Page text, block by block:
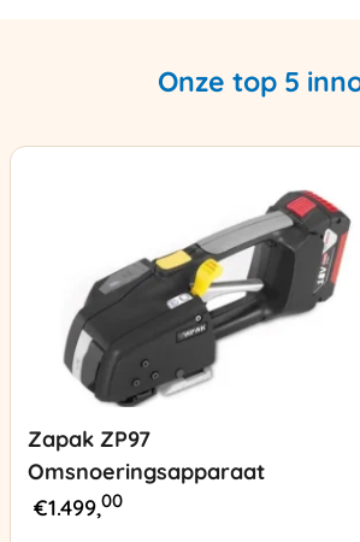
Onze top 5
Zapak ZP97
Omsnoeringsapparaat
€1.499,00